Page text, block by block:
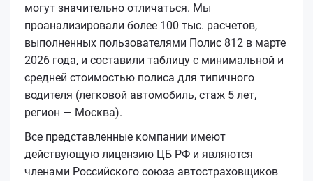
могут значительно отличаться. Мы
проанализировали более 100 тыс. расчетов,
выполненных пользователями Полис 812 в марте
2026 года, и составили таблицу с минимальной и
средней стоимостью полиса для типичного
водителя (легковой автомобиль, стаж 5 лет,
регион — Москва).
Все представленные компании имеют
действующую лицензию ЦБ РФ и являются
членами Российского союза автостраховщиков